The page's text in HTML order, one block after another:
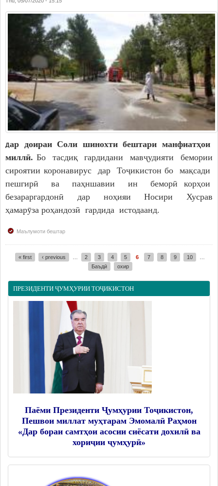
Дар доираи Соли шинохти бештари манфиатҳои
миллӣ. Бо тасдиқ гардидани мавҷудияти бемории
сироятии коронавирус дар Тоҷикистон бо мақсади
пешгирӣ ва паҳншавии ин беморӣ корҳои
безараргардонӣ дар ноҳияи Носири Хусрав
ҳамарӯза роҳандозӣ гардида истодаанд.
Маълумоти бештар
« first ‹ previous 2 3 4 5 6 7 8 9 10
Баъдӣ
охир
ПРЕЗИДЕНТИ ҶУМҲУРИИ ТОҶИКИСТОН
Паёми Президенти Ҷумҳурии Тоҷикистон,
Пешвои миллат муҳтарам Эмомалӣ Раҳмон
«Дар бораи самтҳои асосии сиёсати дохилӣ ва
хориҷии ҷумҳурӣ»